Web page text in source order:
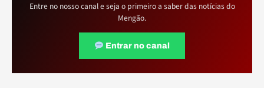
Entre no nosso canal e seja o primeiro a saber das notícias do
Mengão.
Entrar no canal